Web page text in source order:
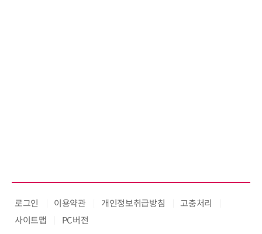
로그인 이용약관 개인정보취급방침
고충처리
사이트맵
PC버전